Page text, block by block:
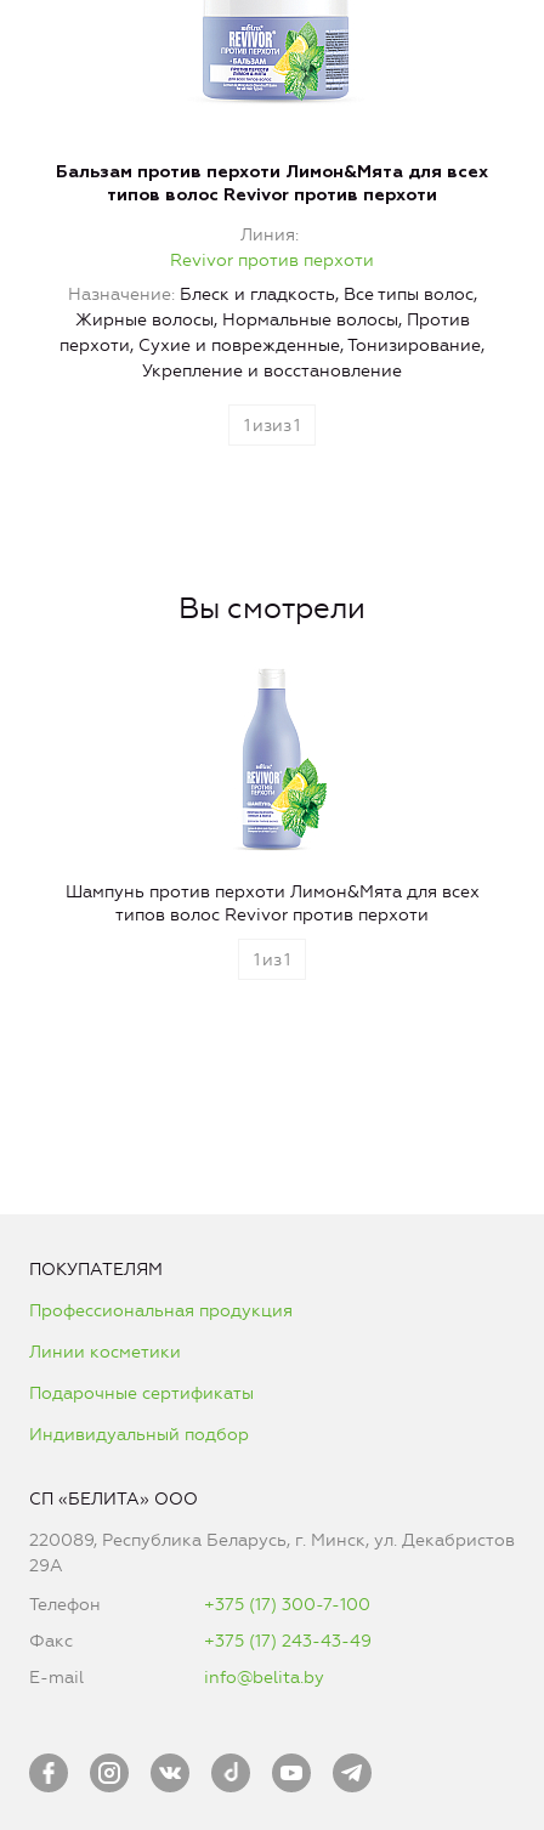
Бальзам против перхоти Лимон&Мята для всех
типов волос Revivor против перхоти
Линия
Revivor против перхоти
Назначение Блеск и гладкость, Все типы волос,
Жирные волосы, Нормальные волосы, Против
перхоти, Сухие и поврежденные, Тонизирование,
Укрепление и восстановление
1 изиз1
Вы смотрели
Шампунь против перхоти Лимон&Мята для всех
типов волос Revivor против перхоти
1 из1
ПОКУПАТЕЛЯМ
Профессиональная продукция
Линии косметики
Подарочные сертификаты
Индивидуальный подбор
СП «БЕЛИТА» ООО
220089, Республика Беларусь, г. Минск, ул. Декабристов
29А
Телефон
+375 (17) 300-7-100
Факс
+375 (17) 243-43-49
E-mail
info@belita.by